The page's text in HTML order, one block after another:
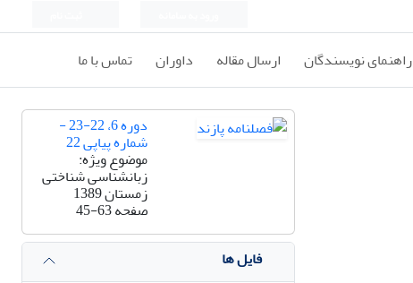
راهنمای نویسندگان ارسال مقاله داوران تماس با ما
دوره 6، 22-23 -
شماره پیاپی 22
موضوع ویژه:
زبانشناسی شناختی
زمستان 1389
صفحه45-63
فایل ها